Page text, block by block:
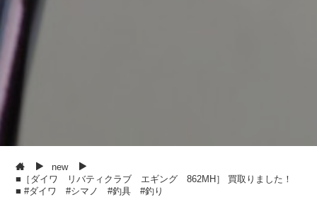
new
■［ダイワ リバティクラブ エギング 862MH］ 買取りました！
■ #ダイワ #シマノ #釣具 #釣り